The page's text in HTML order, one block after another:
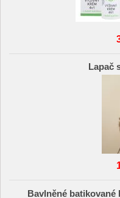
Lapač
Bavlněné batikované